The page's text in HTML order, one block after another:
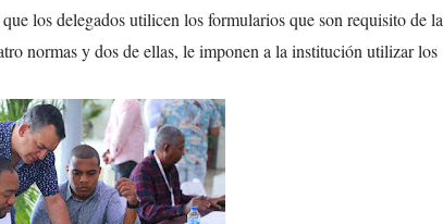
los delegados utilicen los formularios que son requisito de la
normas y dos de ellas, le imponen a la institución utilizar los